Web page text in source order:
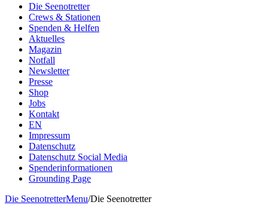
Die Seenotretter
Crews & Stationen
Spenden & Helfen
Aktuelles
Magazin
Notfall
Newsletter
Presse
Shop
Jobs
Kontakt
EN
Impressum
Datenschutz
Datenschutz Social Media
Spenderinformationen
Grounding Page
Die SeenotretterMenu/Die Seenotretter